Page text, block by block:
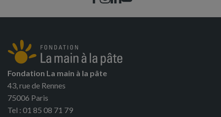
Fondation La main à la pâte
43, rue de Rennes
75006 Paris
Tel : 01 85 08 71 79